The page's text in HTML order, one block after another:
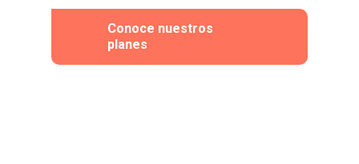
Conoce nuestros
planes